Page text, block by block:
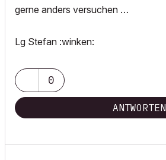
gerne anders versuchen …
Lg Stefan :winken:
0
ANTWORTEN